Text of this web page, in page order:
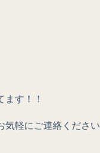
す！！
気軽にご連絡ください